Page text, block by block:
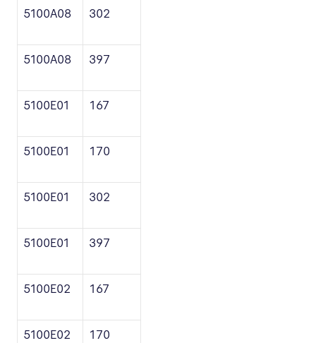
5100A08 302
5100A08 397
5100E01 167
5100E01 170
5100E01 302
5100E01 397
5100E02 167
5100E02 170